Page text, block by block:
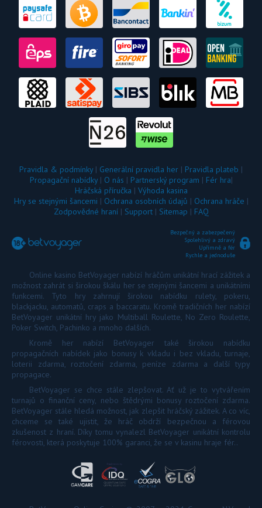
Pravidla & podmínky| Generální pravidla her | Pravidla plateb |
Propagační nabídky| O nás | Partnerský program | Fér hra|
Hráčská příručka | Výhoda kasina
Hry se stejnými šancemi | Ochrana osobních údajů | Ochrana hráče |
Zodpovědné hraní| Support| Sitemap | FAQ
Bezpečný a zabezpečený
Spolehlivý a zdravý
Upřímně a fér
Rychle a jednoduše
Online kasino BetVoyager nabízí hráčům unikátní hrací zážitek a
možnost zahrát si širokou škálu her se stejnými šancemi a unikátními
funkcemi. Tyto hry zahrnují širokou nabídku rulety, pokeru,
blackjacku, automatů, craps a baccaratu. Kromě tradičních her nabízí
BetVoyager unikátní hry jako Multiball Roulette, No Zero Roulette,
Poker Switch, Pachinko a mnoho dalších.
Kromě her nabízí BetVoyager také širokou nabídku
propagačních nabídek jako bonusy k vkladu i bez vkladu, turnaje,
loterii zdarma, roztočení zdarma, peníze zdarma a další typy
propagace.
BetVoyager se chce stále zlepšovat. Ať už je to vytvářením
turnajů o finanční ceny, nebo štědrými bonusy roztočení zdarma.
BetVoyager stále hledá možnost, jak zlepšit hráčský zážitek. A co víc,
chceme se také ujistit, že hráč obdrží bezpečnou a férovou
zkušenost z hraní. Díky tomu vynalezl BetVoyager unikátní kontrolu
férovosti, která poskytuje 100% garanci, že se v kasinu hraje fér..